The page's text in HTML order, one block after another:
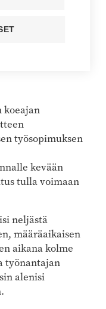
koeajan
työsopimuksen
kevään
tulla voimaan
neljästä
määräaikaisen
aikana kolme
työnantajan
alenisi